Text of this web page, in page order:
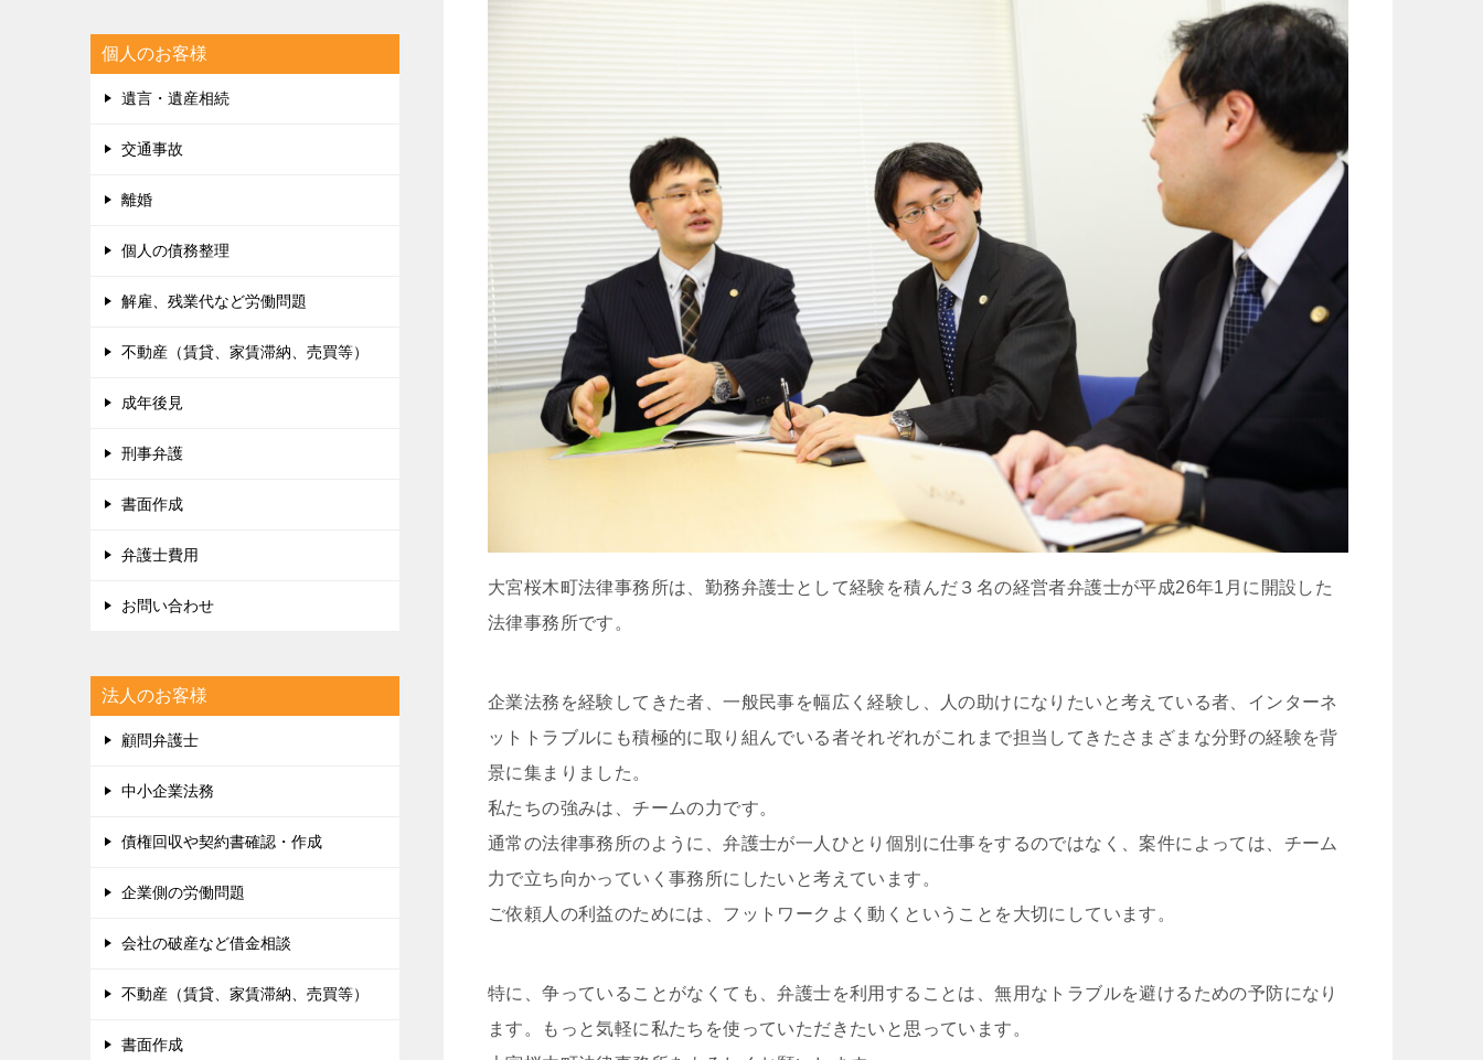
大宮桜木町法律事務所は、勤務弁護士として経験を積んだ３名の経営者弁護士が平成26年1月に開設した
法律事務所です。
企業法務を経験してきた者、一般民事を幅広く経験し、人の助けになりたいと考えている者、インターネ
ットトラブルにも積極的に取り組んでいる者それぞれがこれまで担当してきたさまざまな分野の経験を背
景に集まりました。
私たちの強みは、チームの力です。
通常の法律事務所のように、弁護士が一人ひとり個別に仕事をするのではなく、案件によっては、チーム
力で立ち向かっていく事務所にしたいと考えています。
ご依頼人の利益のためには、フットワークよく動くということを大切にしています。
特に、争っていることがなくても、弁護士を利用することは、無用なトラブルを避けるための予防になり
ます。もっと気軽に私たちを使っていただきたいと思っています。
個人のお客様
遺言・遺産相続
交通事故
離婚
個人の債務整理
解雇、残業代など労働問題
不動産（賃貸、家賃滞納、売買等）
成年後見
刑事弁護
書面作成
弁護士費用
お問い合わせ
法人のお客様
顧問弁護士
中小企業法務
債権回収や契約書確認・作成
企業側の労働問題
会社の破産など借金相談
不動産（賃貸、家賃滞納、売買等）
書面作成